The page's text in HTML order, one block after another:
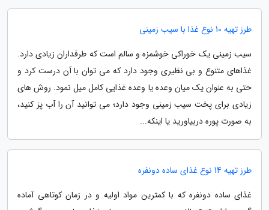
طرز تهیه 10 نوع غذا با سیب زمینی
سیب زمینی یک خوراکی خوشمزه و سالم است که طرفداران زیادی دارد.
غذاهای متنوع و بی نظیری وجود دارد که می توان با آن درست کرد و
حتی به عنوان یک میان وعده یا وعده غذایی کامل میل نمود. روش های
زیادی برای پخت سیب زمینی وجود دارد؛ می توانید آن را آب پز کنید،
به صورت پوره دربیاورید یا اینکه...
طرز تهیه 14 نوع غذای ساده دونفره
غذای ساده دونفره که با کمترین مواد اولیه و در زمان کوتاهی آماده